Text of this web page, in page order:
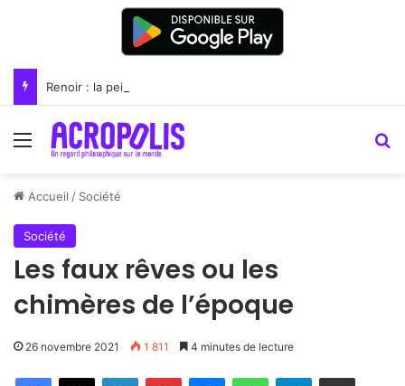
Renoir : la peinture comme un art du lien
Menu
Accueil / Société
Société
Les faux rêves ou les
chimères de l’époque
26 novembre 2021 1 811 4 minutes de lecture
LinkedinPinterestMessengerWhatsAppTelegramPartager par email